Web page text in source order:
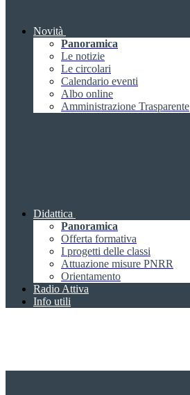
Novità
Panoramica
Le notizie
Le circolari
Calendario eventi
Albo online
Amministrazione Trasparente
Didattica
Panoramica
Offerta formativa
I progetti delle classi
Attuazione misure PNRR
Orientamento
Radio Attiva
Info utili